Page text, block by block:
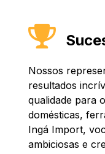
Nossos
resultados
qualidade para
domésticas,
Ingá Import,
ambiciosas e